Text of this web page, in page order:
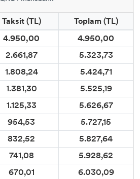
Taksit (TL)
Toplam (TL)
4.950,00
4.950,00
2.661,87
5.323,73
1.808,24
5.424,71
1.381,30
5.525,19
1.125,33
5.626,67
954,53
5.727,15
832,52
5.827,64
741,08
5.928,62
670,01
6.030,09